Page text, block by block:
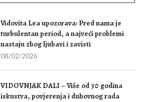
Vidovita Lea upozorava: Pred nama je
turbulentan period, a najveći problemi
nastaju zbog ljubavi i zavisti
08/02/2026
VIDOVNJAK DALI – Više od 30 godina
iskustva, povjerenja i duhovnog rada